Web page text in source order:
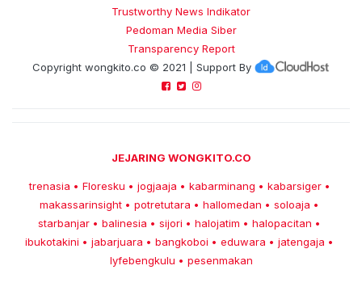
Trustworthy News Indikator
Pedoman Media Siber
Transparency Report
Copyright wongkito.co © 2021 | Support By
JEJARING WONGKITO.CO
trenasia • Floresku • jogjaaja • kabarminang • kabarsiger •
makassarinsight • potretutara • hallomedan • soloaja •
starbanjar • balinesia • sijori • halojatim • halopacitan •
ibukotakini • jabarjuara • bangkoboi • eduwara • jatengaja •
lyfebengkulu • pesenmakan